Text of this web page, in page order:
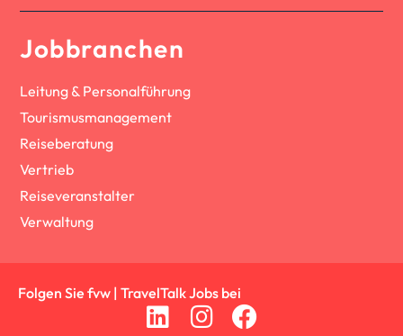
Jobbranchen
Leitung & Personalführung
Tourismusmanagement
Reiseberatung
Vertrieb
Reiseveranstalter
Verwaltung
Folgen Sie fvw | TravelTalk Jobs bei